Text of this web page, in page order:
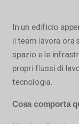
In un edificio
il team lavora ora
spazio e le
propri flussi di
tecnologia.
Cosa comporta